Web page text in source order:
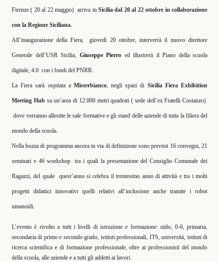
Firenze ( 20 al 22 maggio) arriva in Sicilia dal 20 al 22 ottobre in collaborazione
con la Regione Siciliana.
All’inaugurazione della Fiera, giovedì 20 ottobre, interverrà il nuovo direttore
Generale dell’USR Sicilia, Giuseppe Pierro ed illustrerà il Piano della scuola
digitale, 4.0 con i fondi del PNRR.
La Fiera sarà ospitata aMisterbianco, negli spazi di Sicilia Fiera Exhibition
Meeting Hubsu un’area di 12.000 metri quadrati ( sede dell’ex Fratelli Costanzo)
dove verranno allestite le sale formative e gli stand delle aziende di tutta la filiera del
mondo della scuola.
Nella bozza di programma ancora in via di definizione sono previsti 16 convegni, 21
seminari e 46 workshop tra i quali la presentazione del Consiglio Comunale dei
Ragazzi, del quale quest’anno si celebra il trentesimo anno di attività e tra i molti
progetti didattici innovativi quelli relativi all’inclusione anche tramite i robot
umanoidi.
L’evento è rivolto a tutti i livelli di istruzione e formazione: nido, 0-6, primaria,
secondaria di primo e secondo grado, istituti professionali, ITS, università, istituti di
ricerca scientifica e di formazione professionale, oltre ai professionisti del mondo
della scuola, alle aziende e a tutti gli addetti ai lavori.